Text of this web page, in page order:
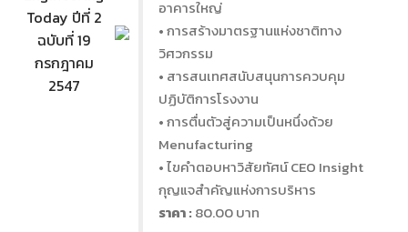
อาคารใหญ่
• การสร้างมาตรฐานแห่งชาติทาง
วิศวกรรม
• สารสนเทศสนับสนุนการควบคุม
ปฏิบัติการโรงงาน
• การตื่นตัวสู่ความเป็นหนึ่งด้วย
Menufacturing
• ไขคำตอบหาวิสัยทัศน์ CEO Insight
กุญแจสำคัญแห่งการบริหาร
ราคา : 80.00 บาท